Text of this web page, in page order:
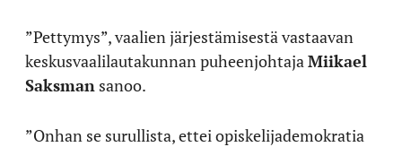
”Pettymys”, vaalien järjestämisestä vastaavan
keskusvaalilautakunnan puheenjohtajaMiikael
Saksman sanoo.
”Onhan se surullista, ettei opiskelijademokratia